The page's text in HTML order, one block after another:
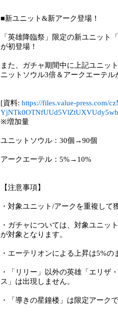
■新ユニット&新アーク登場！
「英雄降臨祭」限定の新ユニット
が初登場！
また、ガチャ期間中に上記ユニッ
ニットソウル3倍＆アークエーテル
[資料: https://files.value-press.com/
※増加量
ユニットソウル：30個→90個
アークエーテル：5%→10%
【注意事項】
・対象ユニット/アークを重複し
・ガチャについては、対象ユニッ
が対象となります。
・エーテリオンによる上昇は5%の
・「リリー」以外の英雄「エリザ
ス」は出現しません。
・「導きの星鐘楼」は限定アーク